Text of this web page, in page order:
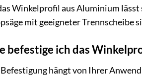
Winkelprofil aus Aluminium
mit geeigneter Trennscheibe
befestige ich das
hängt von Ihrer